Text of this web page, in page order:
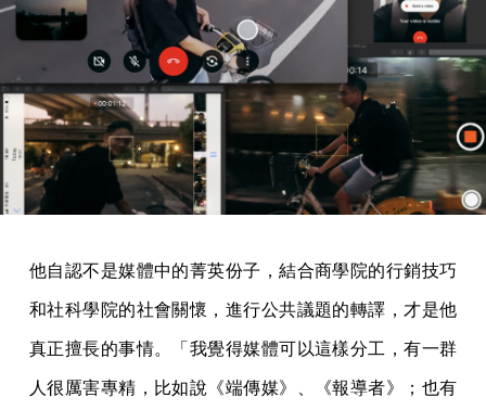
他自認不是媒體中的菁英份子，結合商學院的行銷技巧
和社科學院的社會關懷，進行公共議題的轉譯，才是他
真正擅長的事情。「我覺得媒體可以這樣分工，有一群
人很厲害專精，比如說《端傳媒》、《報導者》；也有